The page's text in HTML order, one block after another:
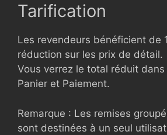
Tarification
Les revendeurs bénéficient de
réduction sur les prix de détail.
Vous verrez le total réduit dans
Panier et Paiement.
Remarque : Les remises
sont destinées à un seul